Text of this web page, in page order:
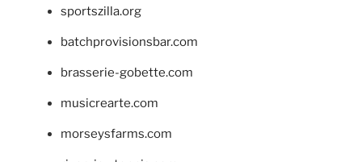
sportszilla.org
batchprovisionsbar.com
brasserie-gobette.com
musicrearte.com
morseysfarms.com